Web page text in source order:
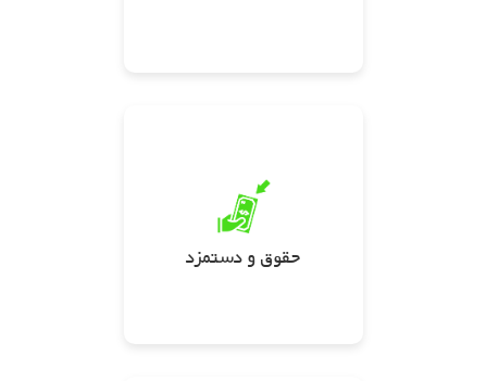
حقوق و دستمزد